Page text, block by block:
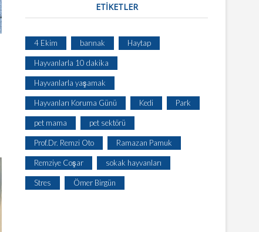
ETIKETLER
4 Ekim barınak Haytap
Hayvanlarla 10 dakika
Hayvanlarla yaşamak
Hayvanları Koruma Günü Kedi Park
pet mama pet sektörü
Prof.Dr. Remzi Oto Ramazan Pamuk
Remziye Coşar sokak hayvanları
Stres Ömer Birgün